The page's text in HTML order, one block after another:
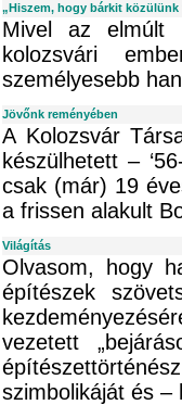
„Hiszem, hogy bárkit közülünk
Mivel az elmúlt
kolozsvári
személyesebb
Jövőnk reményében
A Kolozsvár
készülhetett –
csak (már) 19
a frissen alakult
Világítás
Olvasom, hogy
építészek
vezetett
szimbolikáját és –